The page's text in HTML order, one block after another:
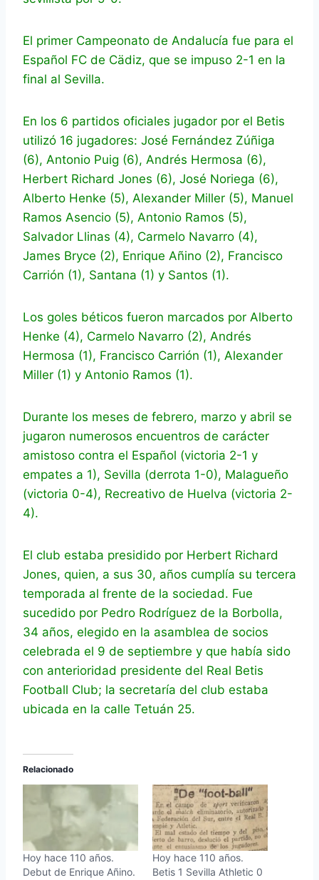
El primer Campeonato de Andalucía fue para el
Español FC de Cädiz, que se impuso 2-1 en la
final al Sevilla.
En los 6 partidos oficiales jugador por el Betis
utilizó 16 jugadores: José Fernández Zúñiga
(6), Antonio Puig (6), Andrés Hermosa (6),
Herbert Richard Jones (6), José Noriega (6),
Alberto Henke (5), Alexander Miller (5), Manuel
Ramos Asencio (5), Antonio Ramos (5),
Salvador Llinas (4), Carmelo Navarro (4),
James Bryce (2), Enrique Añino (2), Francisco
Carrión (1), Santana (1) y Santos (1).
Los goles béticos fueron marcados por Alberto
Henke (4), Carmelo Navarro (2), Andrés
Hermosa (1), Francisco Carrión (1), Alexander
Miller (1) y Antonio Ramos (1).
Durante los meses de febrero, marzo y abril se
jugaron numerosos encuentros de carácter
amistoso contra el Español (victoria 2-1 y
empates a 1), Sevilla (derrota 1-0), Malagueño
(victoria 0-4), Recreativo de Huelva (victoria 2-
4).
El club estaba presidido por Herbert Richard
Jones, quien, a sus 30, años cumplía su tercera
temporada al frente de la sociedad. Fue
sucedido por Pedro Rodríguez de la Borbolla,
34 años, elegido en la asamblea de socios
celebrada el 9 de septiembre y que había sido
con anterioridad presidente del Real Betis
Football Club; la secretaría del club estaba
ubicada en la calle Tetuán 25.
Relacionado
Hoy hace 110 años.
Debut de Enrique Añino.
Hoy hace 110 años.
Betis 1 Sevilla Athletic 0